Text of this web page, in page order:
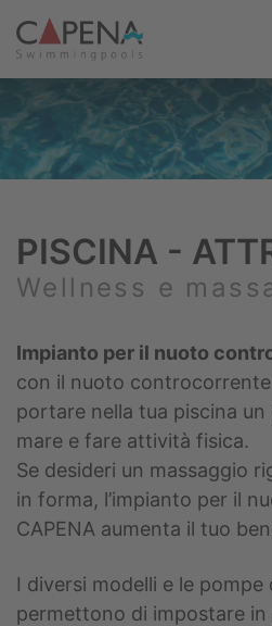
PISCINA -
Wellness e
Impianto per il nuoto
con il nuoto controcorrente
portare nella tua piscina un
mare e fare attività fisica.
Se desideri un massaggio
in forma, l’impianto per il
CAPENA aumenta il tuo
I diversi modelli e le
permettono di impostare